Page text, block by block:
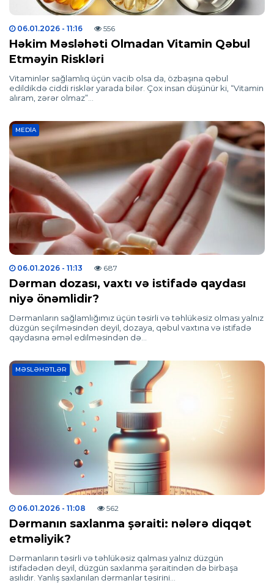
06.01.2026 - 11:16 556
Həkim Məsləhəti Olmadan Vitamin Qəbul
Etməyin Riskləri
Vitaminlər sağlamlıq üçün vacib olsa da, özbaşına qəbul
edildikdə ciddi risklər yarada bilər. Çox insan düşünür ki, “Vitamin
alıram, zərər olmaz”…
MEDIA
06.01.2026 - 11:13 687
Dərman dozası, vaxtı və istifadə qaydası
niyə önəmlidir?
Dərmanların sağlamlığımız üçün təsirli və təhlükəsiz olması yalnız
düzgün seçilməsindən deyil, dozaya, qəbul vaxtına və istifadə
qaydasına əməl edilməsindən də…
MƏSLƏHƏTLƏR
06.01.2026 - 11:08 562
Dərmanın saxlanma şəraiti: nələrə diqqət
etməliyik?
Dərmanların təsirli və təhlükəsiz qalması yalnız düzgün
istifadədən deyil, düzgün saxlanma şəraitindən də birbaşa
asılıdır. Yanlış saxlanılan dərmanlar təsirini…